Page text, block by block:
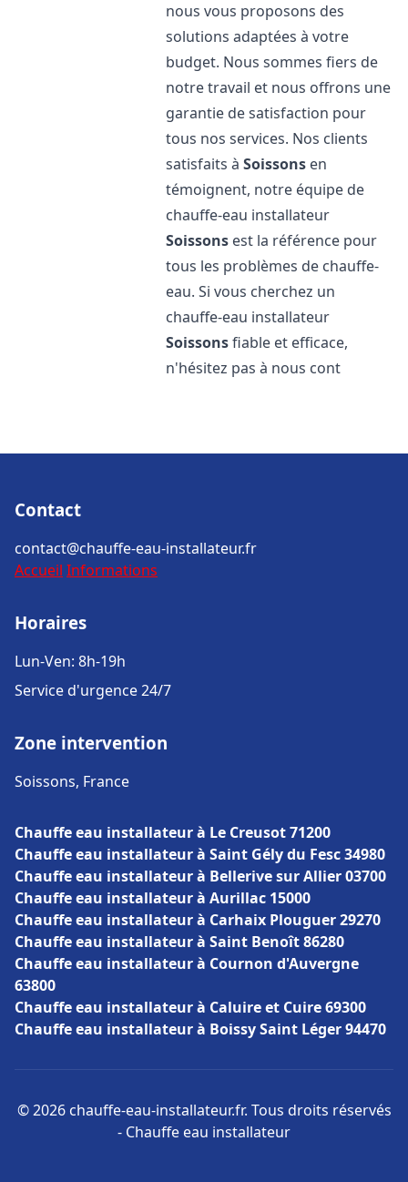
nous vous proposons des
solutions adaptées à votre
budget. Nous sommes fiers de
notre travail et nous offrons une
garantie de satisfaction pour
tous nos services. Nos clients
satisfaits àSoissons en
témoignent, notre équipe de
chauffe-eau installateur
Soissons est la référence pour
tous les problèmes de chauffe-
eau. Si vous cherchez un
chauffe-eau installateur
Soissonsfiable et efficace,
n'hésitez pas à nous cont
Contact
contact@chauffe-eau-installateur.fr
Accueil Informations
Horaires
Lun-Ven: 8h-19h
Service d'urgence 24/7
Zone intervention
Soissons, France
Chauffe eau installateur à Le Creusot 71200
Chauffe eau installateur à Saint Gély du Fesc 34980
Chauffe eau installateur à Bellerive sur Allier 03700
Chauffe eau installateur à Aurillac 15000
Chauffe eau installateur à Carhaix Plouguer 29270
Chauffe eau installateur à Saint Benoît 86280
Chauffe eau installateur à Cournon d'Auvergne
63800
Chauffe eau installateur à Caluire et Cuire 69300
Chauffe eau installateur à Boissy Saint Léger 94470
© 2026 chauffe-eau-installateur.fr. Tous droits réservés
- Chauffe eau installateur